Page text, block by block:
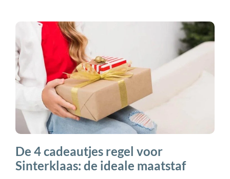
De 4 cadeautjes regel voor
Sinterklaas: de ideale maatstaf